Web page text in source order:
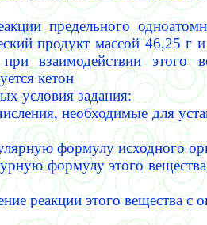
предельного
продукт массой 46,25 г
при взаимодействии
кетон
условия задания:
необходимые для
формулу исходного
формулу этого
реакции этого вещества с